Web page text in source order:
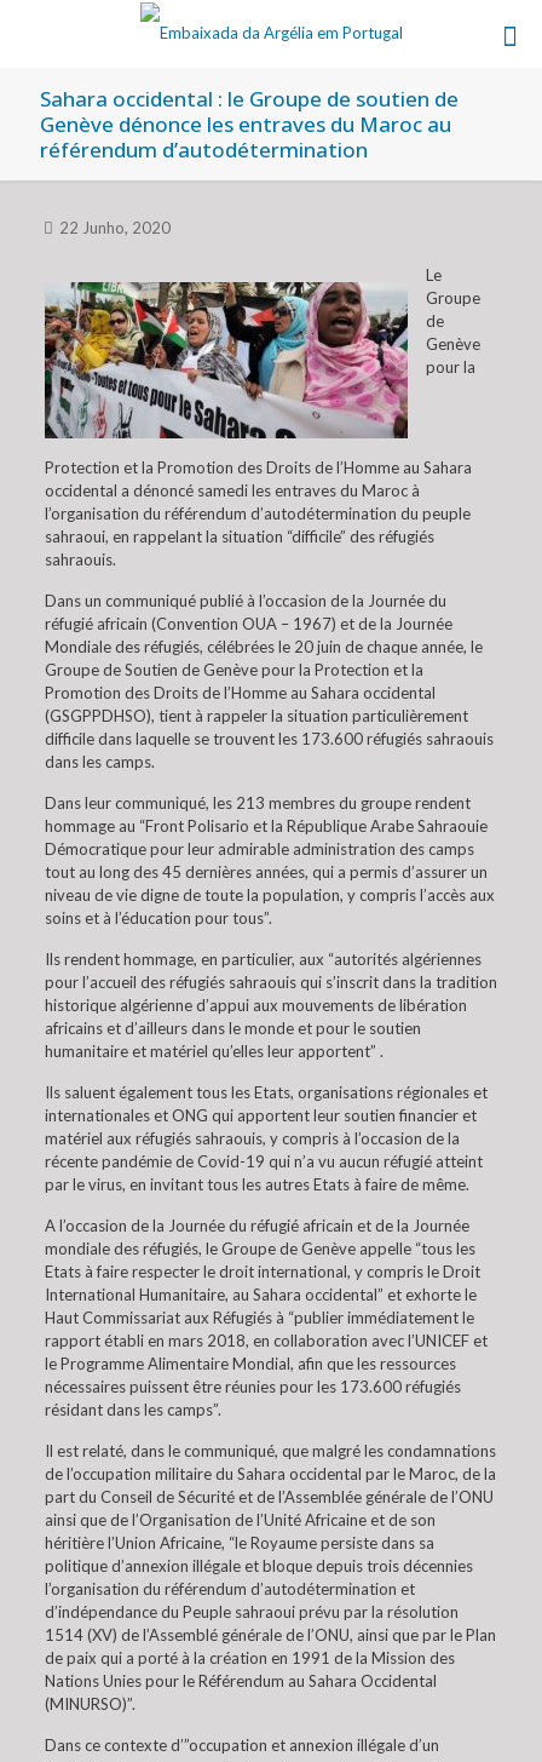
Sahara occidental : le Groupe de soutien de
Genève dénonce les entraves du Maroc au
référendum d’autodétermination
22 Junho, 2020
Le
Groupe
de
Genève
pour la
Protection et la Promotion des Droits de l’Homme au Sahara
occidental a dénoncé samedi les entraves du Maroc à
l’organisation du référendum d’autodétermination du peuple
sahraoui, en rappelant la situation “difficile” des réfugiés
sahraouis.
Dans un communiqué publié à l’occasion de la Journée du
réfugié africain (Convention OUA – 1967) et de la Journée
Mondiale des réfugiés, célébrées le 20 juin de chaque année, le
Groupe de Soutien de Genève pour la Protection et la
Promotion des Droits de l’Homme au Sahara occidental
(GSGPPDHSO), tient à rappeler la situation particulièrement
difficile dans laquelle se trouvent les 173.600 réfugiés sahraouis
dans les camps.
Dans leur communiqué, les 213 membres du groupe rendent
hommage au “Front Polisario et la République Arabe Sahraouie
Démocratique pour leur admirable administration des camps
tout au long des 45 dernières années, qui a permis d’assurer un
niveau de vie digne de toute la population, y compris l’accès aux
soins et à l’éducation pour tous”.
Ils rendent hommage, en particulier, aux “autorités algériennes
pour l’accueil des réfugiés sahraouis qui s’inscrit dans la tradition
historique algérienne d’appui aux mouvements de libération
africains et d’ailleurs dans le monde et pour le soutien
humanitaire et matériel qu’elles leur apportent” .
Ils saluent également tous les Etats, organisations régionales et
internationales et ONG qui apportent leur soutien financier et
matériel aux réfugiés sahraouis, y compris à l’occasion de la
récente pandémie de Covid-19 qui n’a vu aucun réfugié atteint
par le virus, en invitant tous les autres Etats à faire de même.
A l’occasion de la Journée du réfugié africain et de la Journée
mondiale des réfugiés, le Groupe de Genève appelle “tous les
Etats à faire respecter le droit international, y compris le Droit
International Humanitaire, au Sahara occidental” et exhorte le
Haut Commissariat aux Réfugiés à “publier immédiatement le
rapport établi en mars 2018, en collaboration avec l’UNICEF et
le Programme Alimentaire Mondial, afin que les ressources
nécessaires puissent être réunies pour les 173.600 réfugiés
résidant dans les camps”.
Il est relaté, dans le communiqué, que malgré les condamnations
de l’occupation militaire du Sahara occidental par le Maroc, de la
part du Conseil de Sécurité et de l’Assemblée générale de l’ONU
ainsi que de l’Organisation de l’Unité Africaine et de son
héritière l’Union Africaine, “le Royaume persiste dans sa
politique d’annexion illégale et bloque depuis trois décennies
l’organisation du référendum d’autodétermination et
d’indépendance du Peuple sahraoui prévu par la résolution
1514 (XV) de l’Assemblé générale de l’ONU, ainsi que par le Plan
de paix qui a porté à la création en 1991 de la Mission des
Nations Unies pour le Référendum au Sahara Occidental
(MINURSO)”.
Dans ce contexte d’”occupation et annexion illégale d’un